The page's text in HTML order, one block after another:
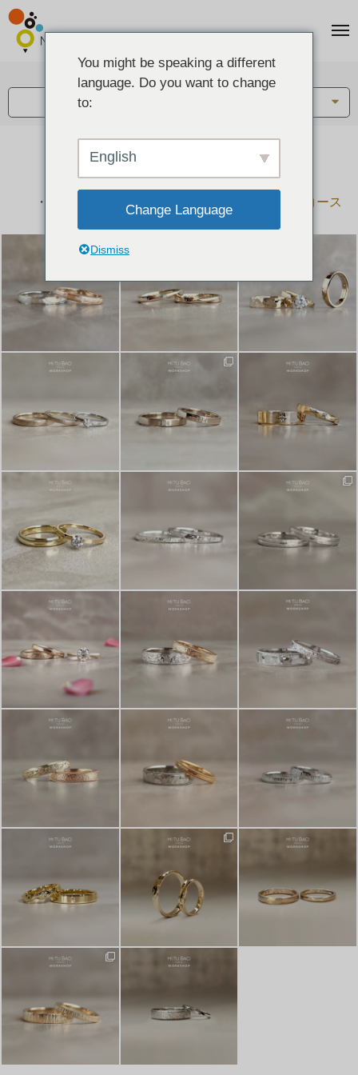
結婚指輪とペアリングのデザイン集
下記コースで手作りされた作品をご紹介します
手作り結婚指輪コース
手作りペアリングコース
You might be speaking a different
language. Do you want to change
to:
English
Change Language
Dismiss